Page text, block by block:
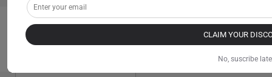
Tischplattenkonstruktion
(Außen)
Melaminharzbeschichtung
Tischplattenkonstruktion
(Außen) PVC-
Ummantelung
(Innen) MDF mit Stahl
CLAIM YOUR
No, suscribe